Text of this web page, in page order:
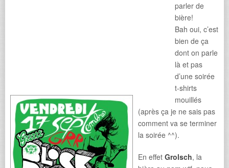
parler de
bière!
Bah oui, c’est
bien de ça
dont on parle
là et pas
d’une soirée
t-shirts
mouillés
(après ça je ne sais pas
comment va se terminer
la soirée ^^).
En effet Grolsch, la